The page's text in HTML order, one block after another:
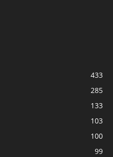
433
285
133
103
100
99